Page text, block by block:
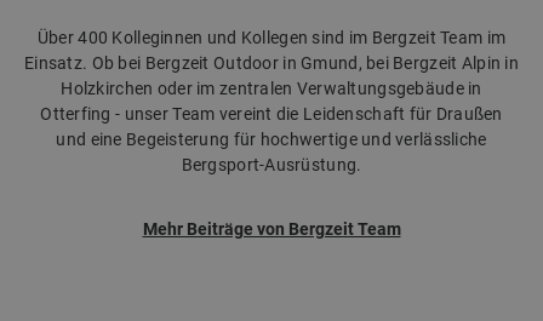
Über 400 Kolleginnen und Kollegen sind im Bergzeit Team im
Einsatz. Ob bei Bergzeit Outdoor in Gmund, bei Bergzeit Alpin in
Holzkirchen oder im zentralen Verwaltungsgebäude in
Otterfing - unser Team vereint die Leidenschaft für Draußen
und eine Begeisterung für hochwertige und verlässliche
Bergsport-Ausrüstung.
Mehr Beiträge von Bergzeit Team